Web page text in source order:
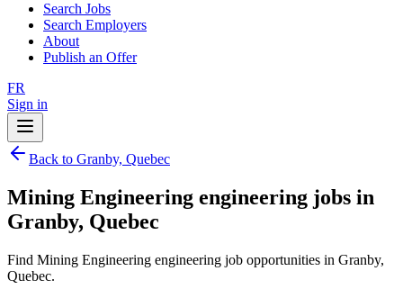
Search Jobs
Search Employers
About
Publish an Offer
FR
Sign in
Back to Granby, Quebec
Mining Engineering engineering jobs in
Granby, Quebec
Find Mining Engineering engineering job opportunities in Granby,
Quebec.